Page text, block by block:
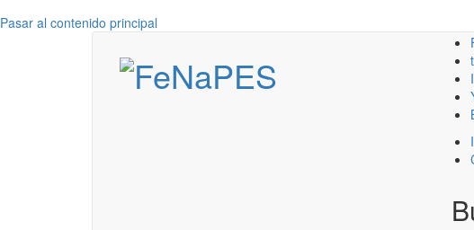
Pasar al contenido principal